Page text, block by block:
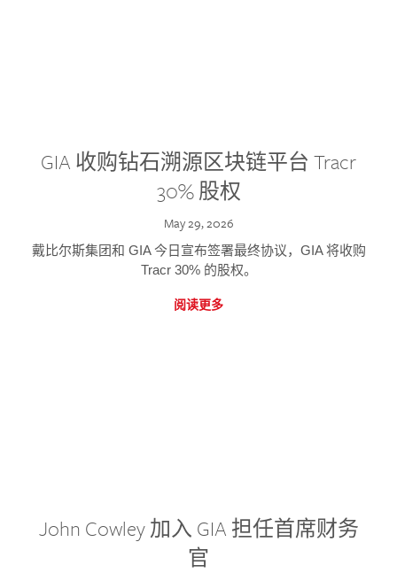
GIA 收购钻石溯源区块链平台 Tracr
30% 股权
May 29, 2026
戴比尔斯集团和 GIA 今日宣布签署最终协议，GIA 将收购
Tracr 30% 的股权。
阅读更多
John Cowley 加入 GIA 担任首席财务
官